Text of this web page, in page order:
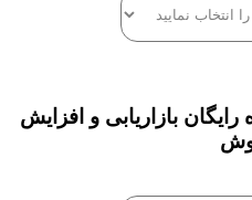
بازاریابی و افزایش